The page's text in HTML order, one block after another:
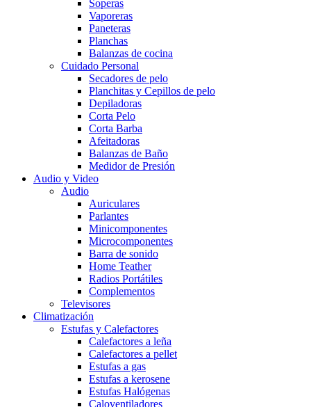
Soperas
Vaporeras
Paneteras
Planchas
Balanzas de cocina
Cuidado Personal
Secadores de pelo
Planchitas y Cepillos de pelo
Depiladoras
Corta Pelo
Corta Barba
Afeitadoras
Balanzas de Baño
Medidor de Presión
Audio y Video
Audio
Auriculares
Parlantes
Minicomponentes
Microcomponentes
Barra de sonido
Home Teather
Radios Portátiles
Complementos
Televisores
Climatización
Estufas y Calefactores
Calefactores a leña
Calefactores a pellet
Estufas a gas
Estufas a kerosene
Estufas Halógenas
Caloventiladores